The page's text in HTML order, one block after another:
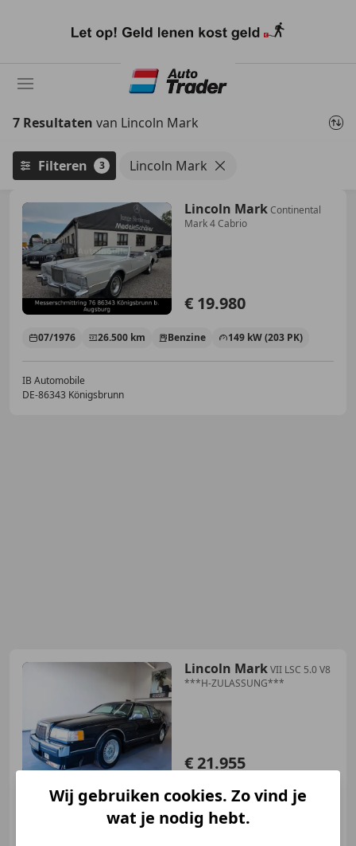
naar
7 Resultaten van Lincoln Mark
Filteren 3 Lincoln Mark
Lincoln MarkContinental
Mark 4 Cabrio
€ 19.980
07/1976 26.500 km Benzine 149 kW (203 PK)
IB Automobile
DE-86343 Königsbrunn
Lincoln MarkVII LSC 5.0 V8
***H-ZULASSUNG***
€ 21.955
06/1991 107.000 km Benzine 168 kW (228 PK)
Wij gebruiken cookies. Zo vind je
wat je nodig hebt.